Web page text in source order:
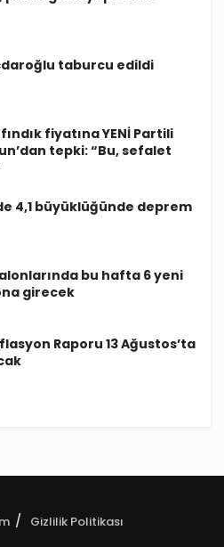
taburcu edildi
fiyatına YENİ Partili
tepki: “Bu, sefalet
4,1 büyüklüğünde deprem
bu hafta 6 yeni
girecek
Raporu 13 Ağustos’ta
Gizlilik Politikası